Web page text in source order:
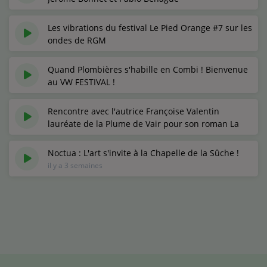
Les vibrations du festival Le Pied Orange #7 sur les
ondes de RGM
Quand Plombières s'habille en Combi ! Bienvenue
au VW FESTIVAL !
Rencontre avec l'autrice Françoise Valentin
lauréate de la Plume de Vair pour son roman La
il y a 4 semaines
Noctua : L'art s'invite à la Chapelle de la Sûche !
il y a 3 semaines